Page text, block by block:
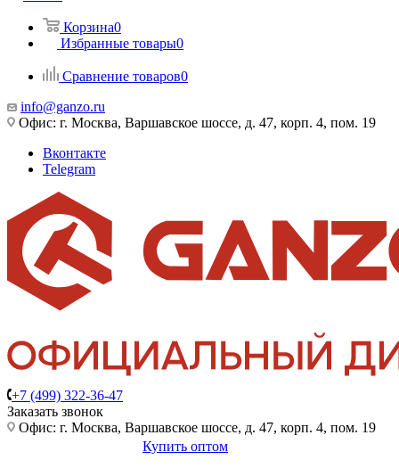
Корзина0
Избранные товары0
Сравнение товаров0
info@ganzo.ru
Офис: г. Москва, Варшавское шоссе, д. 47, корп. 4, пом. 19
Вконтакте
Telegram
+7 (499) 322-36-47
Заказать звонок
Офис: г. Москва, Варшавское шоссе, д. 47, корп. 4, пом. 19
Купить оптом